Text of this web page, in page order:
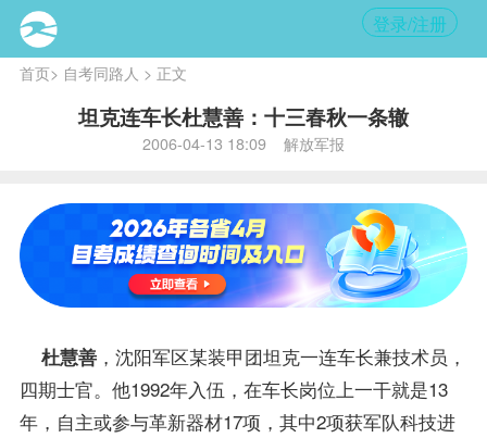
登录/注册
首页> 自考同路人 > 正文
坦克连车长杜慧善：十三春秋一条辙
2006-04-13 18:09 解放军报
杜慧善，沈阳军区某装甲团坦克一连车长兼技术员，
四期士官。他1992年入伍，在车长岗位上一干就是13
年，自主或参与革新器材17项，其中2项获军队科技进